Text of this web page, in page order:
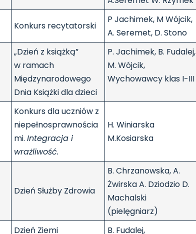
Konkurs recytatorski
P Jachimek, M Wójcik,
A. Seremet, D. Stono
„Dzień z książką”
w ramach
Międzynarodowego
Dnia Książki dla dzieci
P. Jachimek, B. Fudalej,
M. Wójcik,
Wychowawcy klas I-III
Konkurs dla uczniów z
niepełnosprawnościa
mi. Integracja i
wrażliwość.
H. Winiarska
M.Kosiarska
Dzień Służby Zdrowia
B. Chrzanowska, A.
Żwirska A. Dziodzio D.
Machalski
(pielęgniarz)
Dzień Ziemi B. Fudalej,